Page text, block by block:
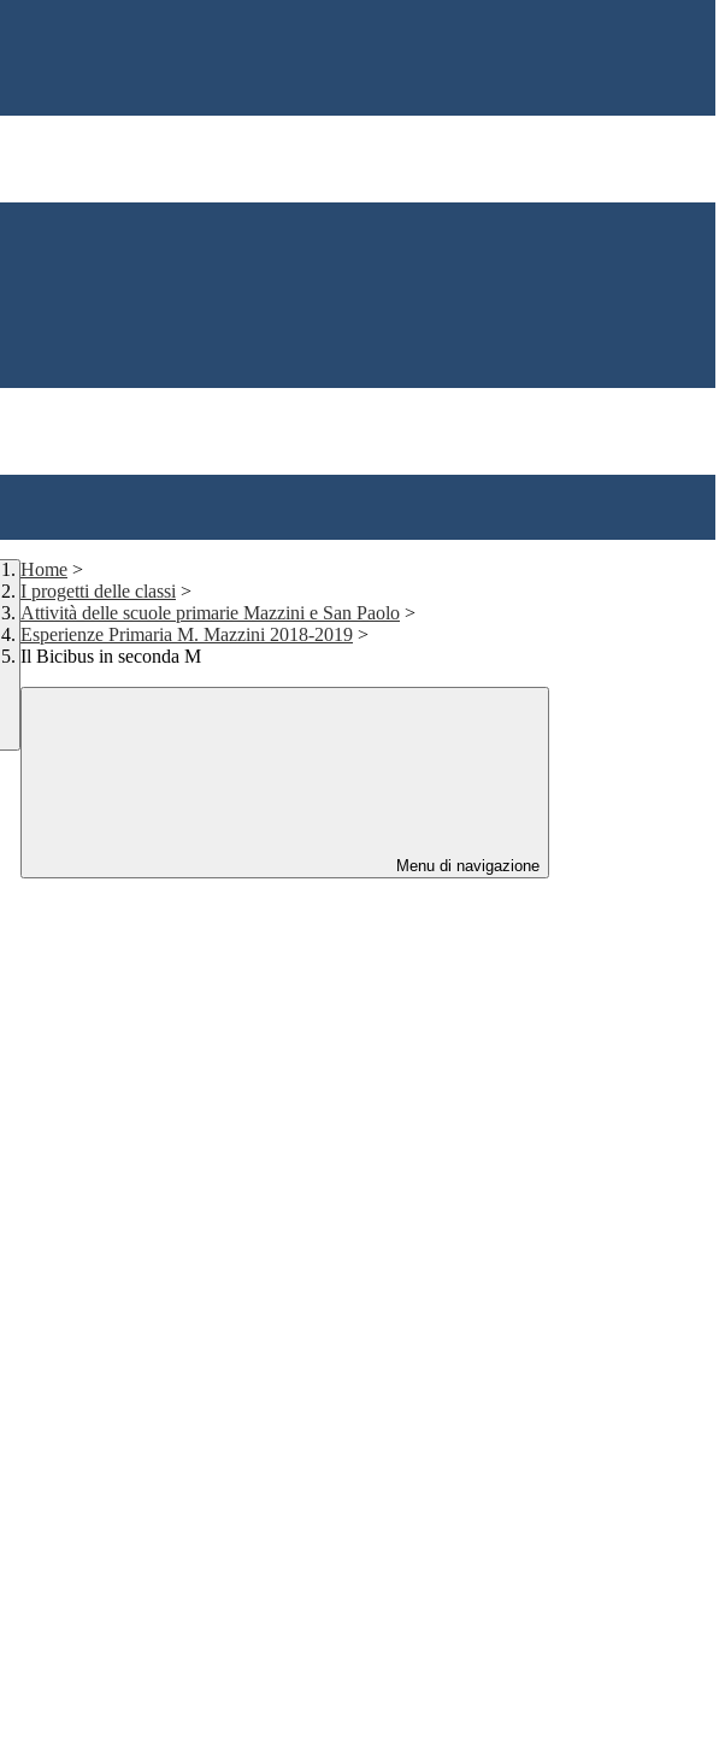
Home >
I progetti delle classi >
Attività delle scuole primarie Mazzini e San Paolo >
Esperienze Primaria M. Mazzini 2018-2019 >
Il Bicibus in seconda M
Menu di navigazione